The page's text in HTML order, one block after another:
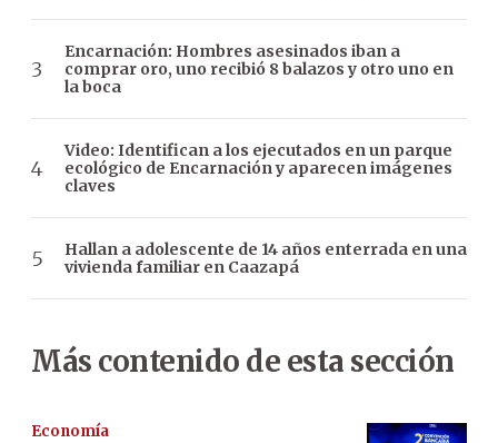
Encarnación: Hombres asesinados iban a
comprar oro, uno recibió 8 balazos y otro uno en
la boca
Video: Identifican a los ejecutados en un parque
ecológico de Encarnación y aparecen imágenes
claves
Hallan a adolescente de 14 años enterrada en una
vivienda familiar en Caazapá
Más contenido de esta sección
Economía